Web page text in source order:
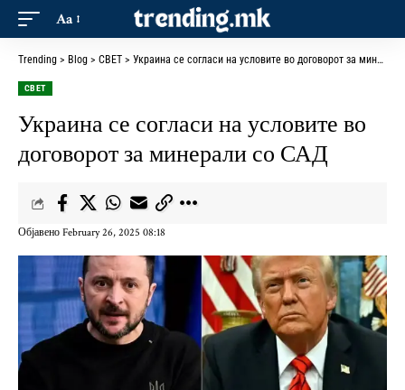
Aa
Trending > Blog > СВЕТ > Украина се согласи на условите во договорот за минерали со САД
СВЕТ
Украина се согласи на условите во
договорот за минерали со САД
Објавено February 26, 2025 08:18